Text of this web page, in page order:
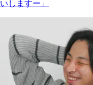
いしますー」